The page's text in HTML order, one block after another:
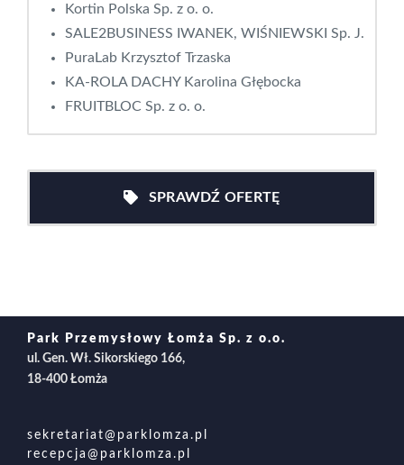
Kortin Polska Sp. z o. o.
SALE2BUSINESS IWANEK, WIŚNIEWSKI Sp. J.
PuraLab Krzysztof Trzaska
KA-ROLA DACHY Karolina Głębocka
FRUITBLOC Sp. z o. o.
SPRAWDŹ OFERTĘ
Park Przemysłowy Łomża Sp. z o.o.
ul. Gen. Wł. Sikorskiego 166,
18-400 Łomża
sekretariat@parklomza.pl
recepcja@parklomza.pl